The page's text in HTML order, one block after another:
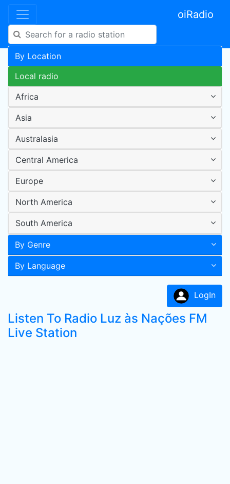
oiRadio
By Location
Local radio
Africa
Asia
Australasia
Central America
Europe
North America
South America
By Genre
By Language
LogIn
Listen To Radio Luz às Nações FM
Live Station